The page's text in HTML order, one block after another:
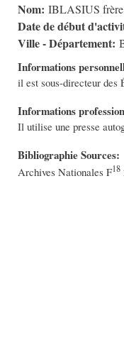
Nom: IBLASIUS frère
Date de début
Ville - Département:
Informations
il est sous-directeur des
Informations
Il utilise une presse
Bibliographie Sources:
Archives Nationales F18